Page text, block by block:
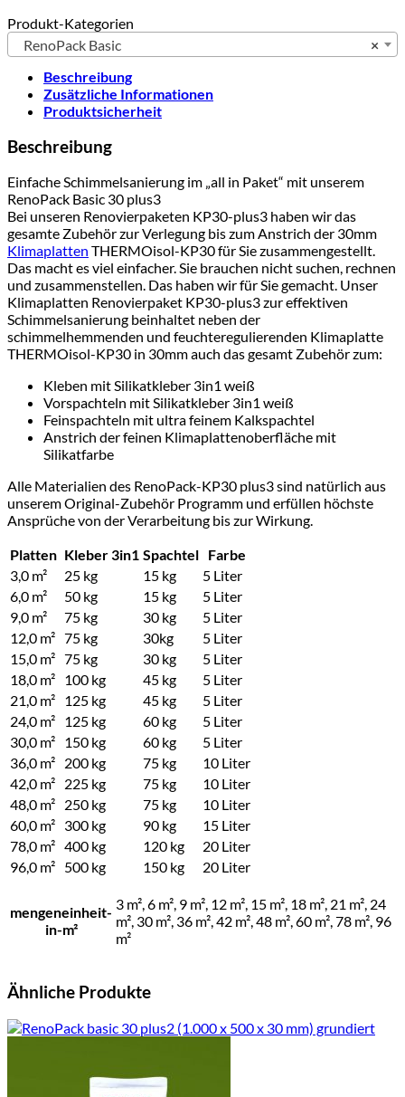
mm)
grundiert
–
ab
3
m²
Produkt-Kategorien
×
RenoPack Basic
Beschreibung
Zusätzliche Informationen
Produktsicherheit
Beschreibung
Einfache Schimmelsanierung im „all in Paket“ mit unserem
RenoPack Basic 30 plus3
Bei unseren Renovierpaketen KP30-plus3 haben wir das
gesamte Zubehör zur Verlegung bis zum Anstrich der 30mm
Klimaplatten THERMOisol-KP30 für Sie zusammengestellt.
Das macht es viel einfacher. Sie brauchen nicht suchen, rechnen
und zusammenstellen. Das haben wir für Sie gemacht. Unser
Klimaplatten Renovierpaket KP30-plus3 zur effektiven
Schimmelsanierung beinhaltet neben der
schimmelhemmenden und feuchteregulierenden Klimaplatte
THERMOisol-KP30 in 30mm auch das gesamt Zubehör zum:
Kleben mit Silikatkleber 3in1 weiß
Vorspachteln mit Silikatkleber 3in1 weiß
Feinspachteln mit ultra feinem Kalkspachtel
Anstrich der feinen Klimaplattenoberfläche mit
Silikatfarbe
Alle Materialien des RenoPack-KP30 plus3 sind natürlich aus
unserem Original-Zubehör Programm und erfüllen höchste
Ansprüche von der Verarbeitung bis zur Wirkung.
Platten Kleber 3in1 Spachtel Farbe
3,0 m²
25 kg 15 kg
5 Liter
6,0 m²
50 kg 15 kg
5 Liter
9,0 m²
75 kg 30 kg
5 Liter
12,0 m² 75 kg 30kg
5 Liter
15,0 m² 75 kg 30 kg
5 Liter
18,0 m² 100 kg 45 kg
5 Liter
21,0 m² 125 kg 45 kg
5 Liter
24,0 m² 125 kg 60 kg
5 Liter
30,0 m² 150 kg 60 kg
5 Liter
36,0 m² 200 kg 75 kg
10 Liter
42,0 m² 225 kg 75 kg
10 Liter
48,0 m² 250 kg 75 kg
10 Liter
60,0 m² 300 kg 90 kg
15 Liter
78,0 m² 400 kg 120 kg
20 Liter
96,0 m² 500 kg 150 kg 20 Liter
mengeneinheit-
in-m²
3 m², 6 m², 9 m², 12 m², 15 m², 18 m², 21 m², 24
m², 30 m², 36 m², 42 m², 48 m², 60 m², 78 m², 96
m²
Ähnliche Produkte